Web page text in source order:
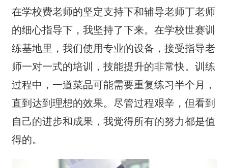
在学校费老师的坚定支持下和辅导老师丁老师
的细心指导下，我坚持了下来。在学校世赛训
练基地里，我们使用专业的设备，接受指导老
师一对一式的培训，技能提升的非常快。训练
过程中，一道菜品可能需要重复练习半个月，
直到达到理想的效果。尽管过程艰辛，但看到
自己的进步和成果，我觉得所有的努力都是值
得的。